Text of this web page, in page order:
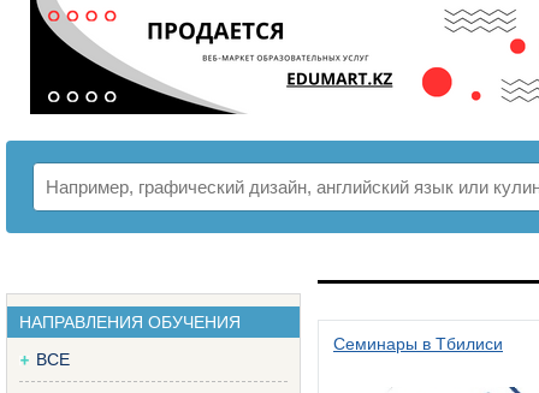
НАПРАВЛЕНИЯ ОБУЧЕНИЯ
ВСЕ
Семинары в Тбилиси